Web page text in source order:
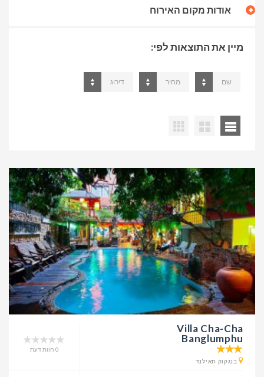
אודות מקום האירוח
מיין את התוצאות לפי:
שם מחיר דירוג
Villa Cha-Cha
Banglumphu
בנגקוק תאילנד
0 חוות דעת